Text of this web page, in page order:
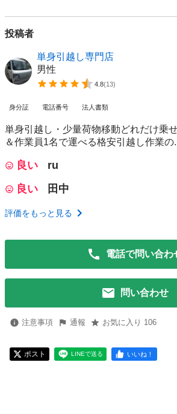
投稿者
単身引越し専門店
男性
4.8(13)
身分証 電話番号 法人書類
単身引越し・少量荷物移動どれだけ乗
＆作業員1名で運べる格安引越し作業の
良い
ru
良い
田中
評価をもっと見る
電話で問い合わ
問い合わせ
注意事項 通報 お気に入り 106
ポスト LINEで送る いいね！